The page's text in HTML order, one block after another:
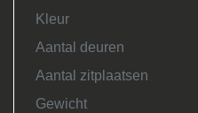
Kleur
Aantal deuren
Aantal zitplaatsen
Gewicht